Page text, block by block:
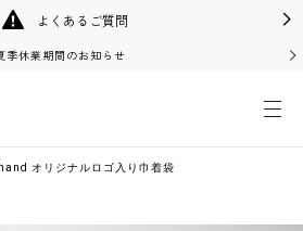
よくあるご質問
季休業期間のお知らせ
オリジナルロゴ入り巾着袋